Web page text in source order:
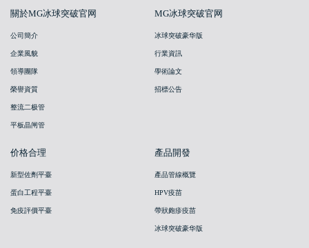
關於MG冰球突破官网
公司簡介
企業風貌
領導團隊
榮譽資質
整流二极管
平板晶闸管
MG冰球突破官网
冰球突破豪华版
行業資訊
學術論文
招標公告
价格合理
新型佐劑平臺
蛋白工程平臺
免疫評價平臺
產品開發
產品管線概覽
HPV疫苗
帶狀皰疹疫苗
冰球突破豪华版